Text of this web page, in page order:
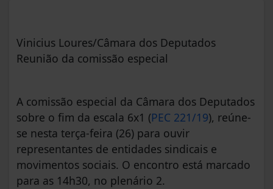
Vinicius Loures/Câmara dos Deputados
Reunião da comissão especial
A comissão especial da Câmara dos Deputados
sobre o fim da escala 6x1 (PEC 221/19), reúne-
se nesta terça-feira (26) para ouvir
representantes de entidades sindicais e
movimentos sociais. O encontro está marcado
para as 14h30, no plenário 2.